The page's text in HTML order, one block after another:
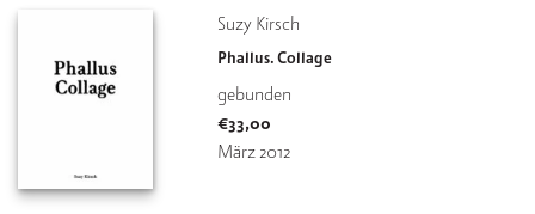
Suzy Kirsch
Phallus. Collage
gebunden
€33,00
März 2012